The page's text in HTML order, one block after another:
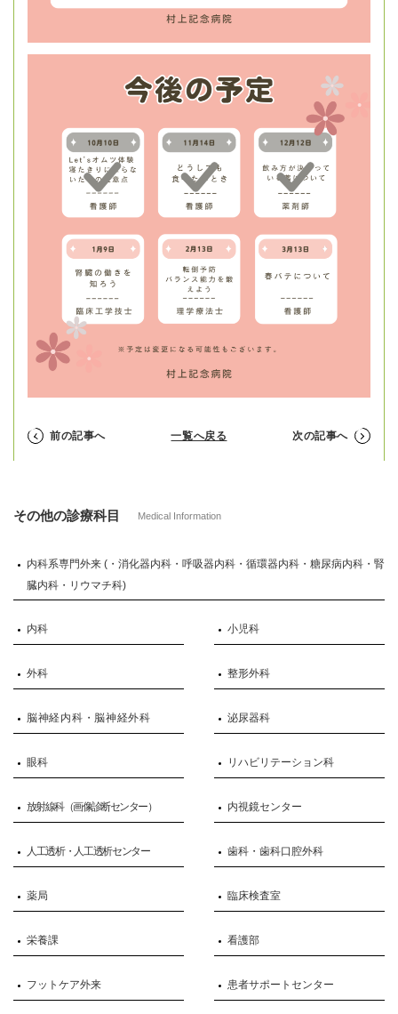
前の記事へ 一覧へ戻る 次の記事へ
その他の診療科目 Medical Information
内科系専門外来 (・消化器内科・呼吸器内科・循環器内科・糖尿病内科・腎
臓内科・リウマチ科)
内科 小児科
外科 整形外科
脳神経内科・脳神経外科 泌尿器科
眼科 リハビリテーション科
放射線科（画像診断センター） 内視鏡センター
人工透析・人工透析センター 歯科・歯科口腔外科
薬局 臨床検査室
栄養課 看護部
フットケア外来 患者サポートセンター